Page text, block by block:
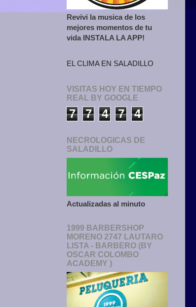
Revivi la musica de los
mejores momentos de tu
vida INSTALA LA APP!
EL CLIMA EN SALADILLO
VISITAS HOY EN TIEMPO
REAL BY GOOGLE
7 7 4 7 4
NECROLOGICAS DE
SALADILLO
Actualizadas al minuto
1999 BARBERSHOP
MORENO 2747 LAUTARO
LISTA - BARBERO (BY
OSCAR COLOMBO
ACADEMY )